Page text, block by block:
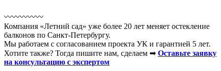
〰️〰️〰️〰️〰️
Компания «Летний сад» уже более 20 лет меняет остекление
балконов по Санкт-Петербургу.
Мы работаем с согласованием проекта УК и гарантией 5 лет.
Хотите также? Тогда пишите нам, сделаем ➡ Оставьте заявку
на консультацию с экспертом